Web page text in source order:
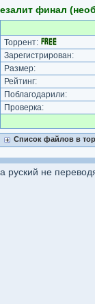
финал
Торрент:
Зарегистрирован:
Размер:
Рейтинг:
Поблагодарили:
Проверка:
Список файлов в
руский не